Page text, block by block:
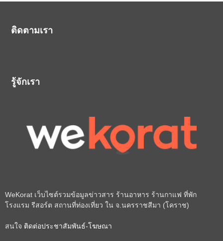
ติดตามเรา
รู้จักเรา
WeKorat เว็บไซต์รวมข้อมูลข่าวสาร ร้านอาหาร ร้านกาแฟ ที่พัก
โรงแรม รีสอร์ต สถานที่ท่องเที่ยว ใน จ.นครราชสีมา (โคราช)
สนใจ ติดต่อประชาสัมพันธ์-โฆษณา